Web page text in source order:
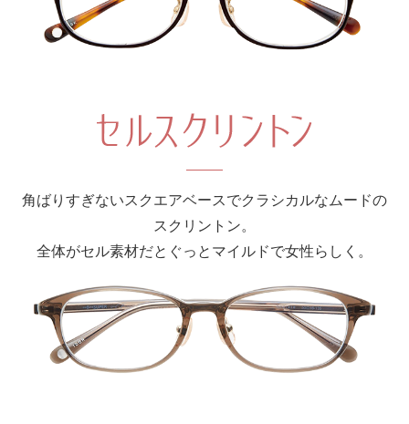
角ばりすぎないスクエアベースでクラシカルなムードの
スクリントン。
全体がセル素材だとぐっとマイルドで女性らしく。